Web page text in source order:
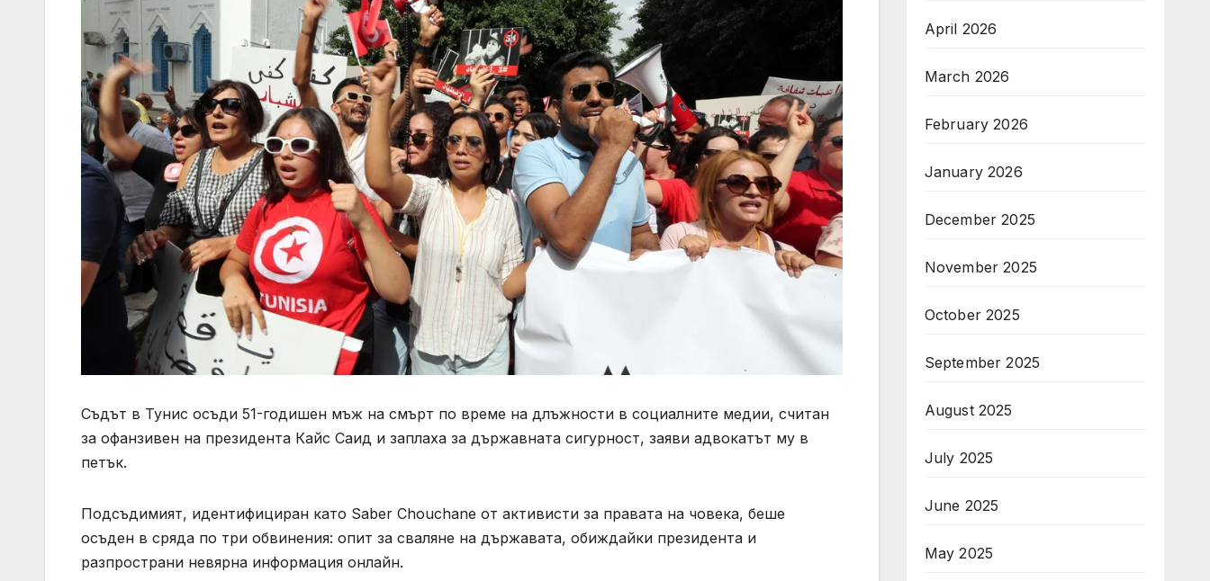
Съдът в Тунис осъди 51-годишен мъж на смърт по време на длъжности в социалните медии, считан
за офанзивен на президента Кайс Саид и заплаха за държавната сигурност, заяви адвокатът му в
петък.
Подсъдимият, идентифициран като Saber Chouchane от активисти за правата на човека, беше
осъден в сряда по три обвинения: опит за сваляне на държавата, обиждайки президента и
разпространи невярна информация онлайн.
April 2026
March 2026
February 2026
January 2026
December 2025
November 2025
October 2025
September 2025
August 2025
July 2025
June 2025
May 2025